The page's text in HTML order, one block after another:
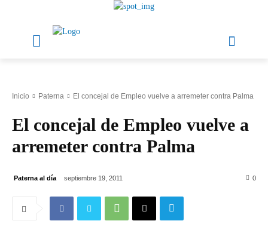
Inicio Paterna El concejal de Empleo vuelve a arremeter contra Palma
El concejal de Empleo vuelve a
arremeter contra Palma
Paterna al día septiembre 19, 2011 0